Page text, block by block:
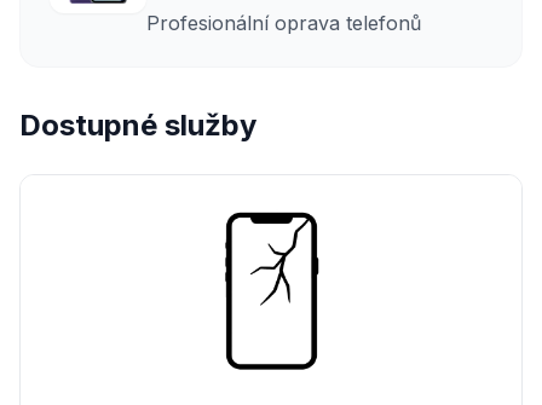
Profesionální oprava telefonů
Dostupné služby